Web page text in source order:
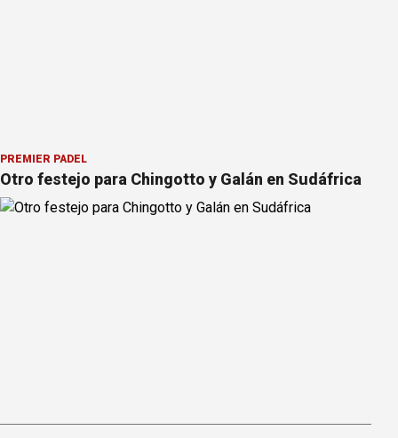
PREMIER PÁDEL
Otro festejo para Chingotto y Galán en Sudáfrica